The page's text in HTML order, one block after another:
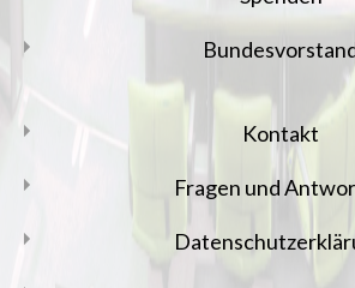
Kontakt
Fragen und